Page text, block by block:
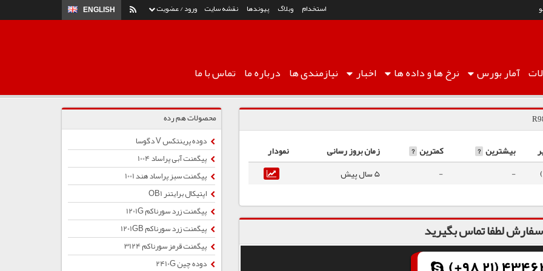
ورود / عضویت ENGLISH استخدام وبلاگ پیوندها نقشه سایت
آماربورس نرخ هاو داده ها اخبار نیازمندی ها درباره ما تماس با ما
بیشترین ? کمترین ? زمان بروز رسانی
نمودار
-
- 5 سال پیش
لطفا تماس بگیرید
محصولات هم رده
دوده پرینتکس V دگوسا
پیگمنت آبی پراساد 1004
پیگمنت سبز پراساد هند 1001
اپتیکال برایتنر OB1
پیگمنت زرد سورناکم 1201G
پیگمنت زرد سورناکم 1201GB
پیگمنت قرمز سورناکم 3124
دوده چین 2410G